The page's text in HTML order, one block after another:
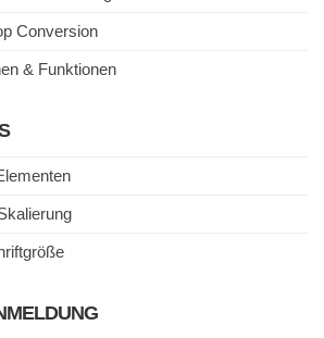
Conversion
& Funktionen